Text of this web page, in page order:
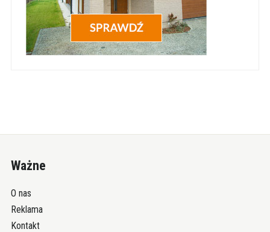
Ważne
O nas
Reklama
Kontakt